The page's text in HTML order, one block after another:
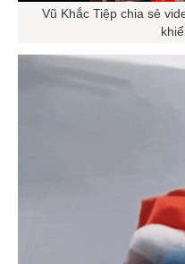
Vũ Khắc Tiệp chia sẻ